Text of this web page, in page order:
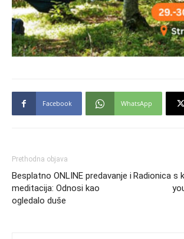
Facebook WhatsApp
Prethodna objava
Besplatno ONLINE predavanje i
meditacija: Odnosi kao
ogledalo duše
Radionica s